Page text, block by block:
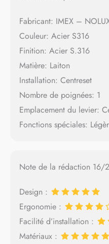
Fabricant: IMEX –
Couleur: Acier S316
Finition: Acier S.316
Matière: Laiton
Installation: Centreset
Nombre de poignées: 1
Emplacement du levier:
Fonctions spéciales:
Note de la rédaction 16/
Design :
Ergonomie :
Facilité d’installation :
Matériaux :